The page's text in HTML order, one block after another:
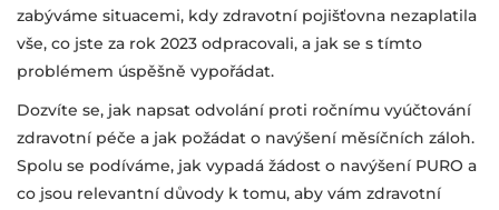
zabýváme situacemi, kdy zdravotní pojišťovna nezaplatila
vše, co jste za rok 2023 odpracovali, a jak se s tímto
problémem úspěšně vypořádat.
Dozvíte se, jak napsat odvolání proti ročnímu vyúčtování
zdravotní péče a jak požádat o navýšení měsíčních záloh.
Spolu se podíváme, jak vypadá žádost o navýšení PURO a
co jsou relevantní důvody k tomu, aby vám zdravotní